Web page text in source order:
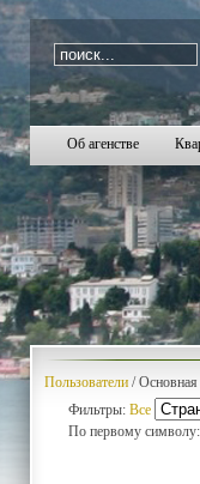
i=2680
Об агенстве
Пользователи / Основная
Фильтры: Все
По первому символу: